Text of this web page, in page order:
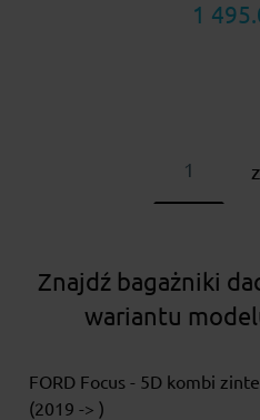
1
z
Znajdź bagażniki
wariantu
FORD Focus - 5D kombi
(2019 -> )